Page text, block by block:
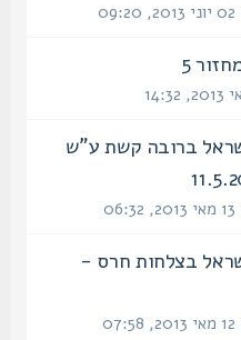
ברובה קשת ע"ש
בצלחות חרס -